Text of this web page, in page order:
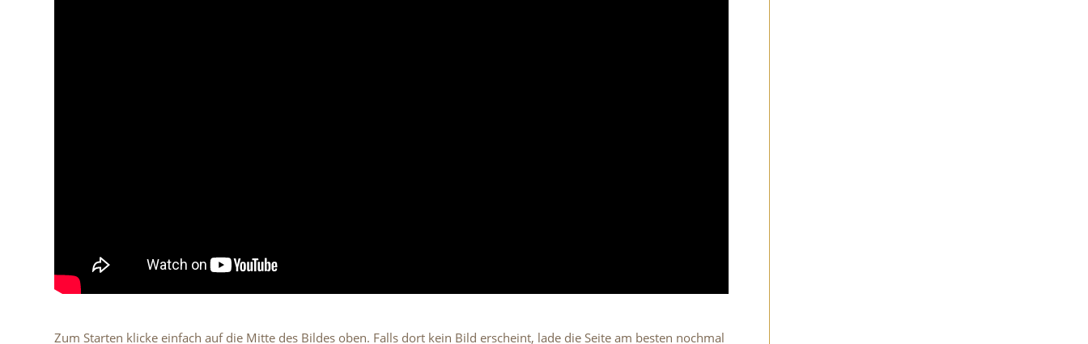
Zum Starten klicke einfach auf die Mitte des Bildes oben. Falls dort kein Bild erscheint, lade die Seite am besten nochmal